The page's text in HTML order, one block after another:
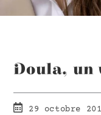
Doula, un
29 octobre